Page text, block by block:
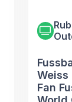
Weiss
Fan